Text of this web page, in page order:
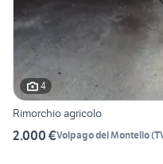
4
Rimorchio agricolo
2.000 €Volpago del Montello(